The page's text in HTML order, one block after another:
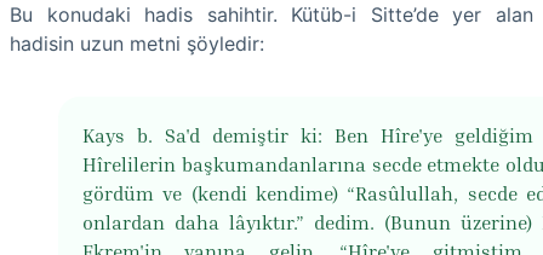
Bu konudaki hadis sahihtir. Kütüb-i Sitte’de yer alan
hadisin uzun metni şöyledir:
Kays b. Sa'd demiştir ki: Ben Hîre'ye geldiğim
Hîrelilerin başkumandanlarına secde etmekte
gördüm ve (kendi kendime) “Rasûlullah, secde
onlardan daha lâyıktır.” dedim. (Bunun üzerine)